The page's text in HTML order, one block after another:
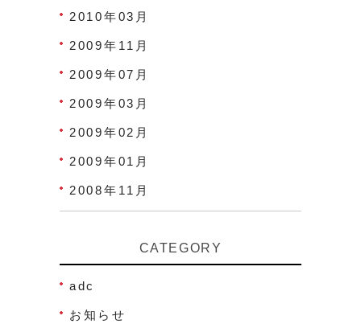
2010年03月
2009年11月
2009年07月
2009年03月
2009年02月
2009年01月
2008年11月
CATEGORY
adc
お知らせ